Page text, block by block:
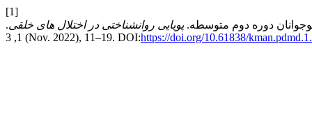
[1]
پویایی روانشناختی در اختلال های خلقی.
1, 3 (Nov. 2022), 11–19. DOI:https://doi.org/10.61838/